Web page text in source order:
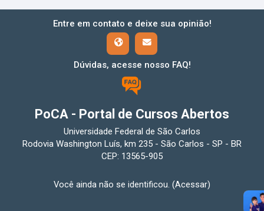
Entre em contato e deixe sua opinião!
Dúvidas, acesse nosso FAQ!
PoCA - Portal de Cursos Abertos
Universidade Federal de São Carlos
Rodovia Washington Luís, km 235 - São Carlos - SP - BR
CEP: 13565-905
Você ainda não se identificou. (Acessar)